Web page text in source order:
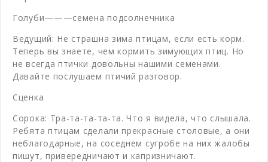
Голуби———семена подсолнечника
Ведущий: Не страшна зима птицам, если есть корм.
Теперь вы знаете, чем кормить зимующих птиц. Но
не всегда птички довольны нашими семенами.
Давайте послушаем птичий разговор.
Сценка
Сорока: Тра-та-та-та-та. Что я видела, что слышала.
Ребята птицам сделали прекрасные столовые, а они
неблагодарные, на соседнем сугробе на них жалобы
пишут, привередничают и капризничают.